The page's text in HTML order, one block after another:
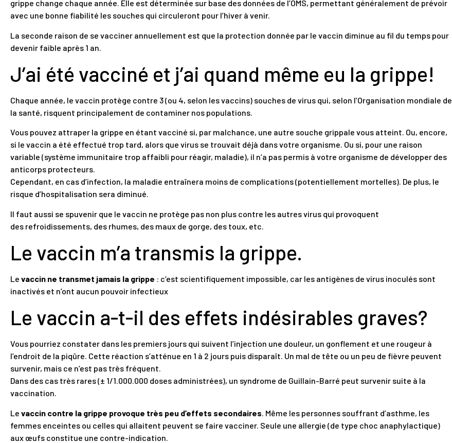
grippe change chaque année. Elle est déterminée sur base des données de l’OMS, permettant généralement de prévoir
avec une bonne fiabilité les souches qui circuleront pour l’hiver à venir.
La seconde raison de se vacciner annuellement est que la protection donnée par le vaccin diminue au fil du temps pour
devenir faible après 1 an.
J’ai été vacciné et j’ai quand même eu la grippe!
Chaque année, le vaccin protège contre 3 (ou 4, selon les vaccins) souches de virus qui, selon l’Organisation mondiale de
la santé, risquent principalement de contaminer nos populations.
Vous pouvez attraper la grippe en étant vacciné si, par malchance, une autre souche grippale vous atteint. Ou, encore,
si le vaccin a été effectué trop tard, alors que virus se trouvait déjà dans votre organisme. Ou si, pour une raison
variable (système immunitaire trop affaibli pour réagir, maladie), il n’a pas permis à votre organisme de développer des
anticorps protecteurs.
Cependant, en cas d’infection, la maladie entraînera moins de complications (potentiellement mortelles). De plus, le
risque d’hospitalisation sera diminué.
Il faut aussi se spuvenir que le vaccin ne protège pas non plus contre les autres virus qui provoquent
des refroidissements, des rhumes, des maux de gorge, des toux, etc.
Le vaccin m’a transmis la grippe.
Le vaccin ne transmet jamais la grippe : c’est scientifiquement impossible, car les antigènes de virus inoculés sont
inactivés et n’ont aucun pouvoir infectieux
Le vaccin a-t-il des effets indésirables graves?
Vous pourriez constater dans les premiers jours qui suivent l’injection une douleur, un gonflement et une rougeur à
l’endroit de la piqûre. Cette réaction s’atténue en 1 à 2 jours puis disparaît. Un mal de tête ou un peu de fièvre peuvent
survenir, mais ce n’est pas très fréquent.
Dans des cas très rares (± 1/1.000.000 doses administrées), un syndrome de Guillain-Barré peut survenir suite à la
vaccination.
Le vaccin contre la grippe provoque très peu d’effets secondaires. Même les personnes souffrant d’asthme, les
femmes enceintes ou celles qui allaitent peuvent se faire vacciner. Seule une allergie (de type choc anaphylactique)
aux œufs constitue une contre-indication.